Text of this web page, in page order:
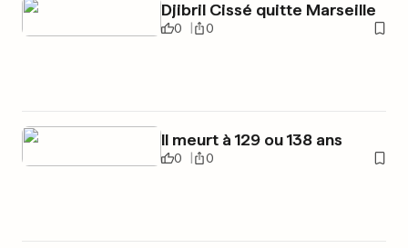
Djibril Cissé quitte Marseille
0 0
Il meurt à 129 ou 138 ans
0 0